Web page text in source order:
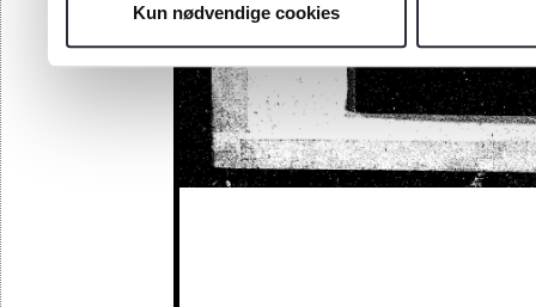
Kun nødvendige cookies